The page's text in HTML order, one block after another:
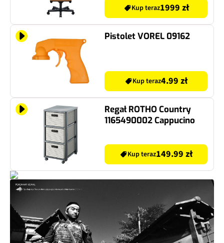
Kup teraz1999 zł
Pistolet VOREL 09162
Kup teraz4.99 zł
Regał ROTHO Country
1165490002 Cappucino
Kup teraz149.99 zł